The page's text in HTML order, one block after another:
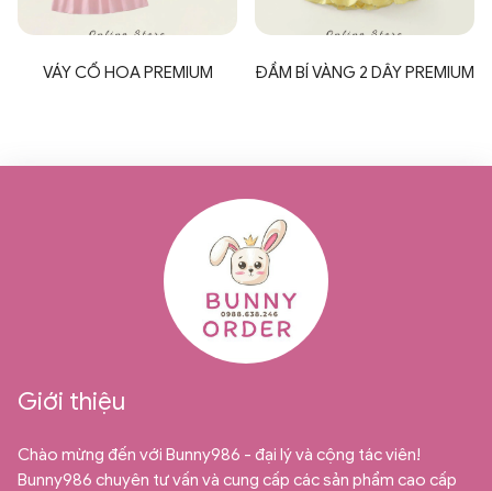
VÁY CỔ HOA PREMIUM ĐẦM BÍ VÀNG 2 DÂY PREMIUM
Giới thiệu
Chào mừng đến với Bunny986 - đại lý và cộng tác viên!
Bunny986 chuyên tư vấn và cung cấp các sản phẩm cao cấp